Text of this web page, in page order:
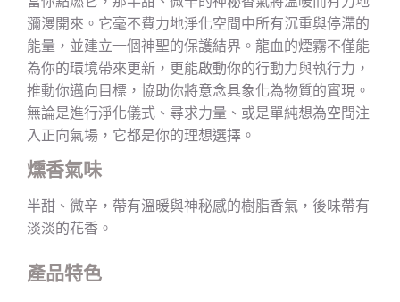
瀰漫開來。它毫不費力地淨化空間中所有沉重與停滯的
能量，並建立一個神聖的保護結界。龍血的煙霧不僅能
為你的環境帶來更新，更能啟動你的行動力與執行力，
推動你邁向目標，協助你將意念具象化為物質的實現。
無論是進行淨化儀式、尋求力量、或是單純想為空間注
入正向氣場，它都是你的理想選擇。
燻香氣味
半甜、微辛，帶有溫暖與神秘感的樹脂香氣，後味帶有
淡淡的花香。
產品特色